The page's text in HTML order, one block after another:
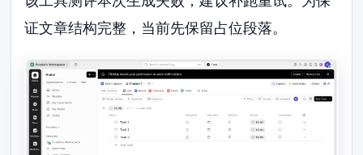
证文章结构完整，当前先保留占位段落。